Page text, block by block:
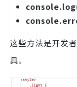
这些方法是开发
具。